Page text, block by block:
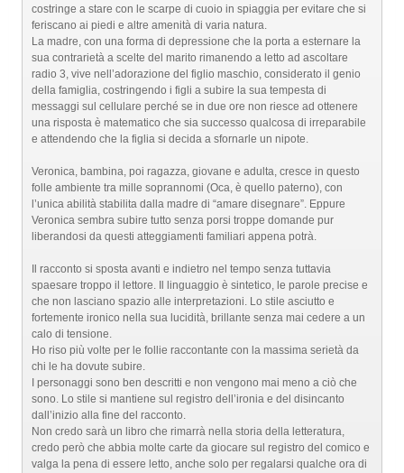
costringe a stare con le scarpe di cuoio in spiaggia per evitare che si
feriscano ai piedi e altre amenità di varia natura.
La madre, con una forma di depressione che la porta a esternare la
sua contrarietà a scelte del marito rimanendo a letto ad ascoltare
radio 3, vive nell’adorazione del figlio maschio, considerato il genio
della famiglia, costringendo i figli a subire la sua tempesta di
messaggi sul cellulare perché se in due ore non riesce ad ottenere
una risposta è matematico che sia successo qualcosa di irreparabile
e attendendo che la figlia si decida a sfornarle un nipote.
Veronica, bambina, poi ragazza, giovane e adulta, cresce in questo
folle ambiente tra mille soprannomi (Oca, è quello paterno), con
l’unica abilità stabilita dalla madre di “amare disegnare”. Eppure
Veronica sembra subire tutto senza porsi troppe domande pur
liberandosi da questi atteggiamenti familiari appena potrà.
Il racconto si sposta avanti e indietro nel tempo senza tuttavia
spaesare troppo il lettore. Il linguaggio è sintetico, le parole precise e
che non lasciano spazio alle interpretazioni. Lo stile asciutto e
fortemente ironico nella sua lucidità, brillante senza mai cedere a un
calo di tensione.
Ho riso più volte per le follie raccontante con la massima serietà da
chi le ha dovute subire.
I personaggi sono ben descritti e non vengono mai meno a ciò che
sono. Lo stile si mantiene sul registro dell’ironia e del disincanto
dall’inizio alla fine del racconto.
Non credo sarà un libro che rimarrà nella storia della letteratura,
credo però che abbia molte carte da giocare sul registro del comico e
valga la pena di essere letto, anche solo per regalarsi qualche ora di